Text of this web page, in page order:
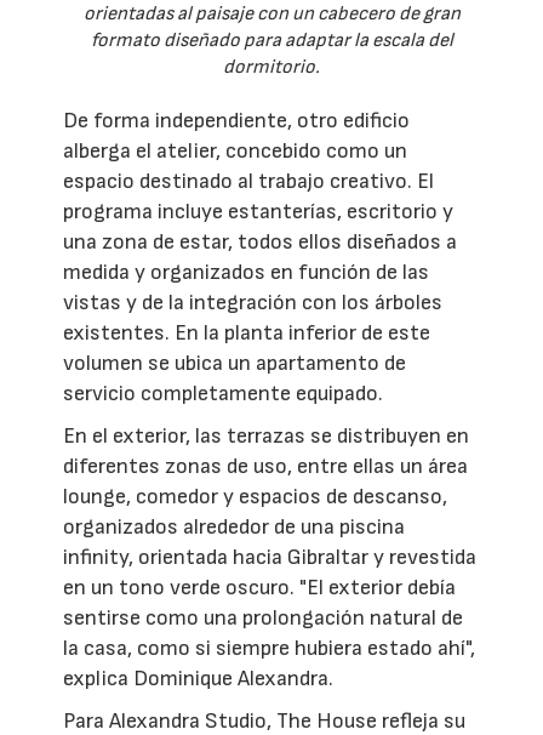
orientadas al paisaje con un cabecero de gran
formato diseñado para adaptar la escala del
dormitorio.
De forma independiente, otro edificio
alberga el atelier, concebido como un
espacio destinado al trabajo creativo. El
programa incluye estanterías, escritorio y
una zona de estar, todos ellos diseñados a
medida y organizados en función de las
vistas y de la integración con los árboles
existentes. En la planta inferior de este
volumen se ubica un apartamento de
servicio completamente equipado.
En el exterior, las terrazas se distribuyen en
diferentes zonas de uso, entre ellas un área
lounge, comedor y espacios de descanso,
organizados alrededor de una piscina
infinity, orientada hacia Gibraltar y revestida
en un tono verde oscuro. "El exterior debía
sentirse como una prolongación natural de
la casa, como si siempre hubiera estado ahí",
explica Dominique Alexandra.
Para Alexandra Studio, The House refleja su